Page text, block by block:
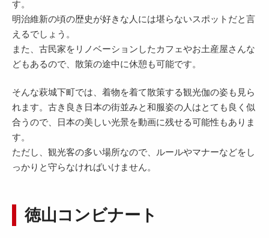
す。
明治維新の頃の歴史が好きな人には堪らないスポットだと言
えるでしょう。
また、古民家をリノベーションしたカフェやお土産屋さんな
どもあるので、散策の途中に休憩も可能です。
そんな萩城下町では、着物を着て散策する観光伽の姿も見ら
れます。古き良き日本の街並みと和服姿の人はとても良く似
合うので、日本の美しい光景を動画に残せる可能性もありま
す。
ただし、観光客の多い場所なので、ルールやマナーなどをし
っかりと守らなければいけません。
徳山コンビナート